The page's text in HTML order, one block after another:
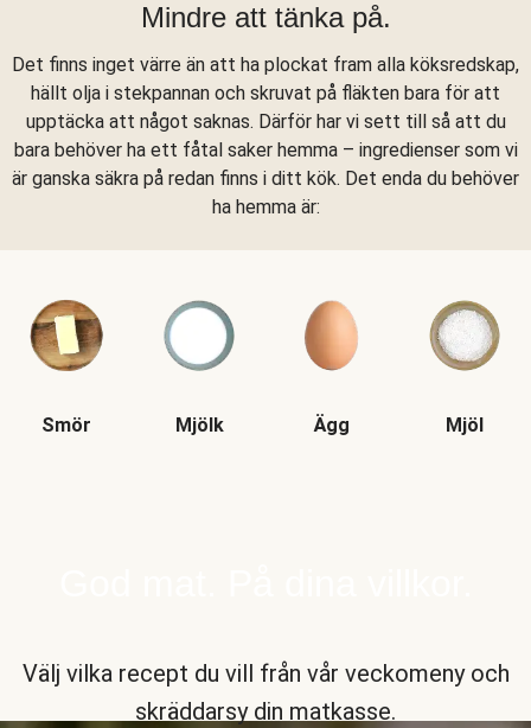
Mindre att tänka på.
Det finns inget värre än att ha plockat fram alla köksredskap,
hällt olja i stekpannan och skruvat på fläkten bara för att
upptäcka att något saknas. Därför har vi sett till så att du
bara behöver ha ett fåtal saker hemma – ingredienser som vi
är ganska säkra på redan finns i ditt kök. Det enda du behöver
ha hemma är:
Smör Mjölk Ägg Mjöl
Välj vilka recept du vill från vår veckomeny och
skräddarsy din matkasse.